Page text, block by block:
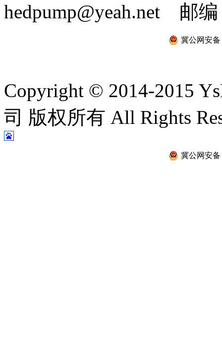
hedpump@yeah.net 邮编
冀公网安备
Copyright © 2014-2015
司 版权所有 All Rights
冀公网安备